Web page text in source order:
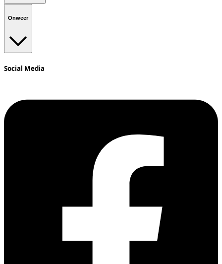
Onweer
Social Media